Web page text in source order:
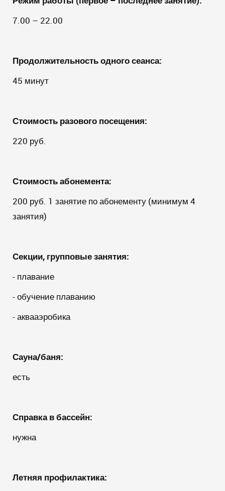
7.00 – 22.00
Продолжительность одного сеанса:
45 минут
Стоимость разового посещения:
220 руб.
Стоимость абонемента:
200 руб. 1 занятие по абонементу (минимум 4
занятия)
Секции, групповые занятия:
- плавание
- обучение плаванию
- аквааэробика
Сауна/баня:
есть
Справка в бассейн:
нужна
Летняя профилактика: